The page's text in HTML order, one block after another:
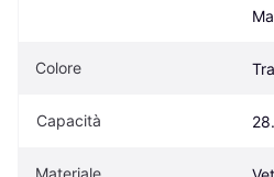
Colore
Capacità
Materiale